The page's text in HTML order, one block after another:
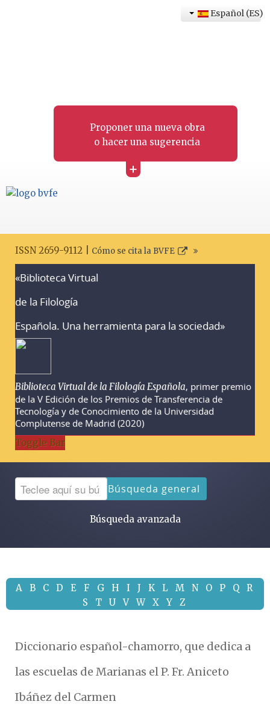
Proponer una nueva obra
o hacer una sugerencia
+
Español (ES)
ISSN 2659-9112 | Cómo se cita la BVFE
«Biblioteca Virtual
de la Filología
Española. Una herramienta para la sociedad»
Biblioteca Virtual de la Filología Española, primer premio
de la V Edición de los Premios de Transferencia de
Tecnología y de Conocimiento de la Universidad
Complutense de Madrid (2020)
Toggle Bar
Búsqueda general
Búsqueda avanzada
A B C D E F G H I J K L M N O P Q
R
S
T U V W X Y Z
Diccionario español-chamorro, que dedica a
las escuelas de Marianas el P. Fr. Aniceto
Ibáñez del Carmen